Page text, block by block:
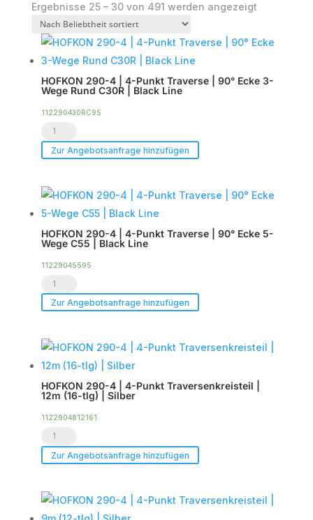
Ergebnisse 25 – 30 von 491 werden angezeigtNach
sortiert
HOFKON 290-4 | 4-Punkt Traverse | 90° Ecke 3-
Wege Rund C30R | Black Line
112290430RC95
HOFKON
290-
|
Punkt
Traverse
Ecke
3-
Rund
C30R
|
Black
Line
Menge
Zur Angebotsanfrage hinzufügen
HOFKON 290-4 | 4-Punkt Traverse | 90° Ecke 5-
Wege C55 | Black Line
11229045595
HOFKON
290-
|
Punkt
Traverse
Ecke
5-
C55
Zur Angebotsanfrage hinzufügen
HOFKON 290-4 | 4-Punkt Traversenkreisteil |
12m (16-tlg) | Silber
1122904812161
HOFKON
290-
|
Zur Angebotsanfrage hinzufügen